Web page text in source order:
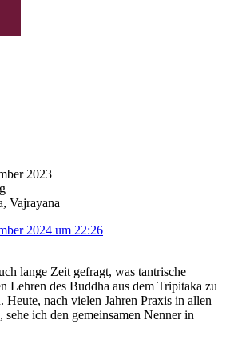
2023
Vajrayana
2024 um 22:26
lange Zeit gefragt, was tantrische
Lehren des Buddha aus dem Tripitaka zu
Heute, nach vielen Jahren Praxis in allen
sehe ich den gemeinsamen Nenner in